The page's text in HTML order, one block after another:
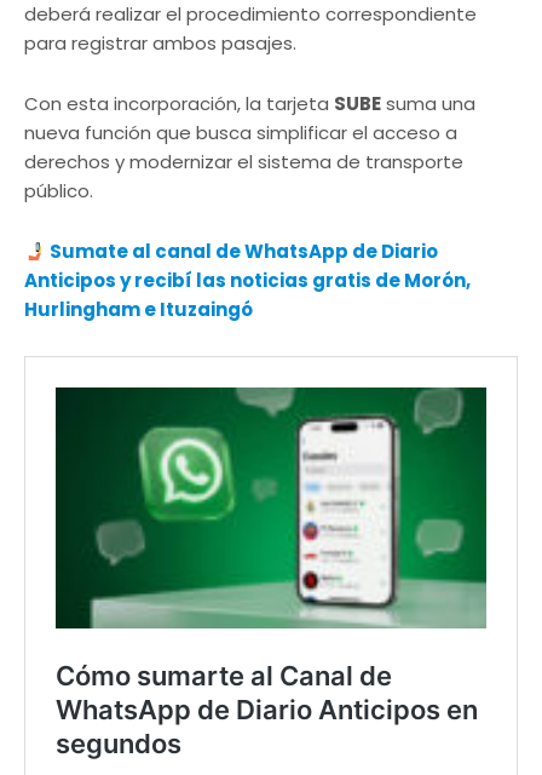
deberá realizar el procedimiento correspondiente
para registrar ambos pasajes.
Con esta incorporación, la tarjeta SUBEsuma una
nueva función que busca simplificar el acceso a
derechos y modernizar el sistema de transporte
público.
Sumate al canal de WhatsApp de Diario
Anticipos y recibí las noticias gratis de Morón,
Hurlingham e Ituzaingó